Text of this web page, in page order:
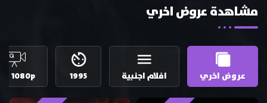
مشاهدة عروض اخري
عروض اخري افلام اجنبية 1995
1080p